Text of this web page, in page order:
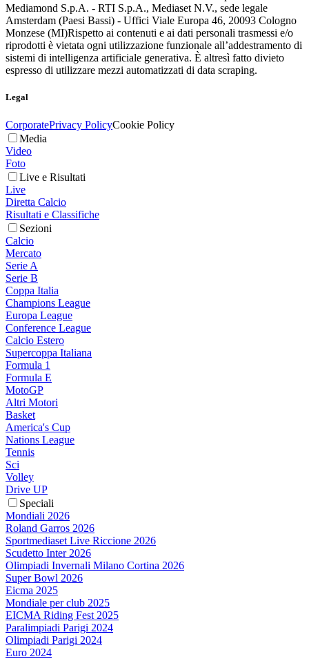
Mediamond S.p.A. - RTI S.p.A., Mediaset N.V., sede legale
Amsterdam (Paesi Bassi) - Uffici Viale Europa 46, 20093 Cologno
Monzese (MI)Rispetto ai contenuti e ai dati personali trasmessi e/o
riprodotti è vietata ogni utilizzazione funzionale all’addestramento di
sistemi di intelligenza artificiale generativa. È altresì fatto divieto
espresso di utilizzare mezzi automatizzati di data scraping.
Legal
CorporatePrivacy PolicyCookie Policy
Media
Video
Foto
Live e Risultati
Live
Diretta Calcio
Risultati e Classifiche
Sezioni
Calcio
Mercato
Serie A
Serie B
Coppa Italia
Champions League
Europa League
Conference League
Calcio Estero
Supercoppa Italiana
Formula 1
Formula E
MotoGP
Altri Motori
Basket
America's Cup
Nations League
Tennis
Sci
Volley
Drive UP
Speciali
Mondiali 2026
Roland Garros 2026
Sportmediaset Live Riccione 2026
Scudetto Inter 2026
Olimpiadi Invernali Milano Cortina 2026
Super Bowl 2026
Eicma 2025
Mondiale per club 2025
EICMA Riding Fest 2025
Paralimpiadi Parigi 2024
Olimpiadi Parigi 2024
Euro 2024